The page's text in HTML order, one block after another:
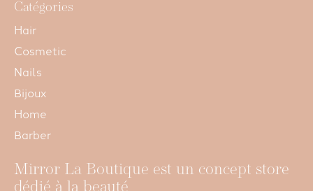
Catégories
Hair
Cosmetic
Nails
Bijoux
Home
Barber
Mirror La Boutique est un concept store